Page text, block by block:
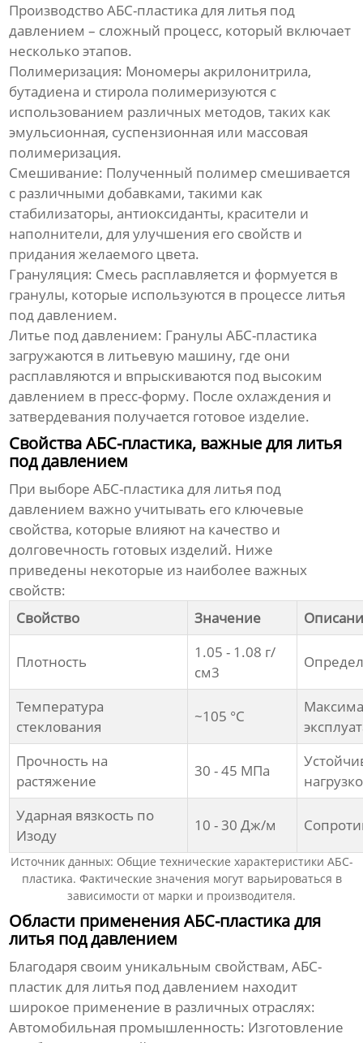
ПроизводствоАБС-пластика для литья под
давлением – сложный процесс, который включает
несколько этапов.
Полимеризация: Мономеры акрилонитрила,
бутадиена и стирола полимеризуются с
использованием различных методов, таких как
эмульсионная, суспензионная или массовая
полимеризация.
Смешивание: Полученный полимер смешивается
с различными добавками, такими как
стабилизаторы, антиоксиданты, красители и
наполнители, для улучшения его свойств и
придания желаемого цвета.
Грануляция: Смесь расплавляется и формуется в
гранулы, которые используются в процессе литья
под давлением.
Литье под давлением: Гранулы АБС-пластика
загружаются в литьевую машину, где они
расплавляются и впрыскиваются под высоким
давлением в пресс-форму. После охлаждения и
затвердевания получается готовое изделие.
Свойства АБС-пластика, важные для литья
под давлением
При выбореАБС-пластика для литья под
давлением важно учитывать его ключевые
свойства, которые влияют на качество и
долговечность готовых изделий. Ниже
приведены некоторые из наиболее важных
свойств:
Свойство
Значение
Плотность
1.05 - 1.08 г/
см3
Температура
стеклования
~105 °C
Прочность на
растяжение
30 - 45 МПа
Ударная вязкость по
Изоду
10 - 30 Дж/м
Источник данных: Общие технические характеристики АБС-
пластика. Фактические значения могут варьироваться в
зависимости от марки и производителя.
Области применения АБС-пластика для
литья под давлением
Благодаря своим уникальным свойствам,АБС-
пластик для литья под давлением находит
широкое применение в различных отраслях:
Автомобильная промышленность: Изготовление